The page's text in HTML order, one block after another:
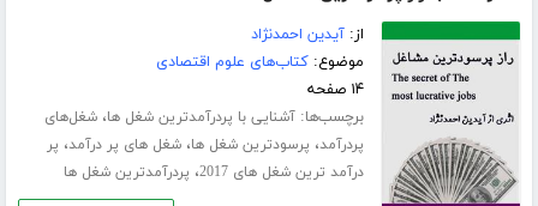
از:آیدین احمدنژاد
موضوع:کتاب‌های علوم اقتصادی
۱۴ صفحه
برچسب‌ها:آشنایی با پردرآمدترین شغل ها،شغل‌های
پردرآمد، پرسودترین شغل ها،شغل های پر درآمد، پر
درآمد ترین شغل های 2017
، پردرآمدترین شغل ها